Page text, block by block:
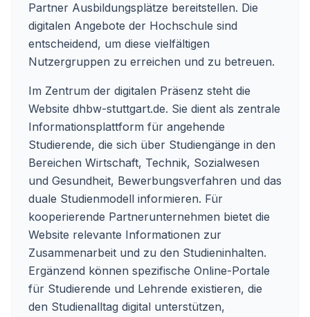
Partner Ausbildungsplätze bereitstellen. Die
digitalen Angebote der Hochschule sind
entscheidend, um diese vielfältigen
Nutzergruppen zu erreichen und zu betreuen.
Im Zentrum der digitalen Präsenz steht die
Website dhbw-stuttgart.de. Sie dient als zentrale
Informationsplattform für angehende
Studierende, die sich über Studiengänge in den
Bereichen Wirtschaft, Technik, Sozialwesen
und Gesundheit, Bewerbungsverfahren und das
duale Studienmodell informieren. Für
kooperierende Partnerunternehmen bietet die
Website relevante Informationen zur
Zusammenarbeit und zu den Studieninhalten.
Ergänzend können spezifische Online-Portale
für Studierende und Lehrende existieren, die
den Studienalltag digital unterstützen,